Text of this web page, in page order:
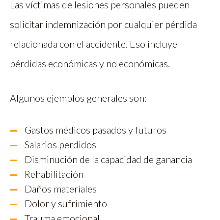
Las víctimas de lesiones personales pueden
solicitar indemnización por cualquier pérdida
relacionada con el accidente. Eso incluye
pérdidas económicas y no económicas.
Algunos ejemplos generales son:
Gastos médicos pasados y futuros
Salarios perdidos
Disminución de la capacidad de ganancia
Rehabilitación
Daños materiales
Dolor y sufrimiento